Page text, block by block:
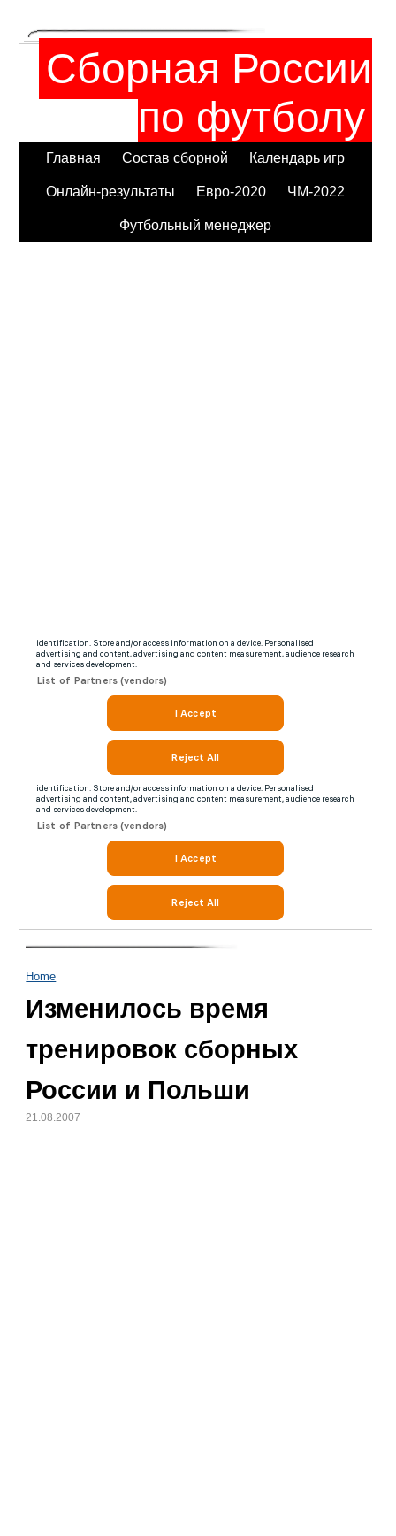
Сборная России
по футболу
Главная Состав сборной Календарь игр
Онлайн-результаты Евро-2020 ЧМ-2022
Футбольный менеджер
Home
Изменилось время
тренировок сборных
России и Польши
21.08.2007